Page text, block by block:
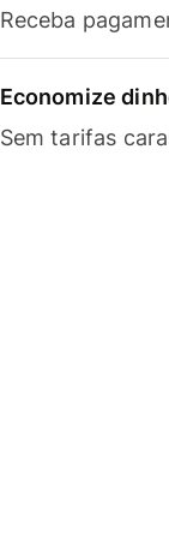
Receba
Economize
Sem tarifas